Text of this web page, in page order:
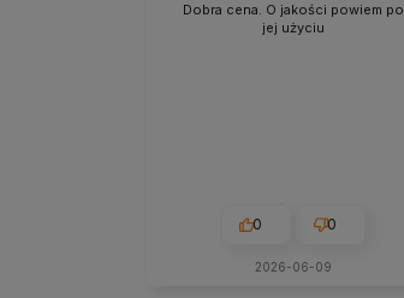
Dobra cena. O jakości powiem po
jej użyciu
0 0
2026-06-09